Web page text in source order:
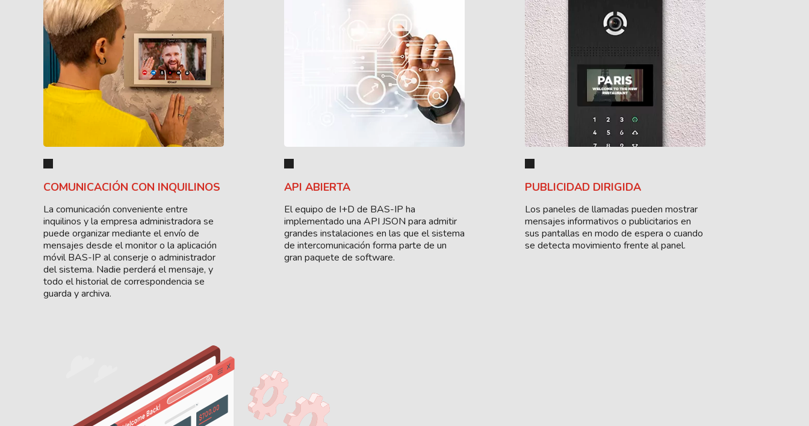
COMUNICACIÓN CON INQUILINOS
La comunicación conveniente entre
inquilinos y la empresa administradora se
puede organizar mediante el envío de
mensajes desde el monitor o la aplicación
móvil BAS-IP al conserje o administrador
del sistema. Nadie perderá el mensaje, y
todo el historial de correspondencia se
guarda y archiva.
API ABIERTA
El equipo de I+D de BAS-IP ha
implementado una API JSON para admitir
grandes instalaciones en las que el sistema
de intercomunicación forma parte de un
gran paquete de software.
PUBLICIDAD DIRIGIDA
Los paneles de llamadas pueden mostrar
mensajes informativos o publicitarios en
sus pantallas en modo de espera o cuando
se detecta movimiento frente al panel.